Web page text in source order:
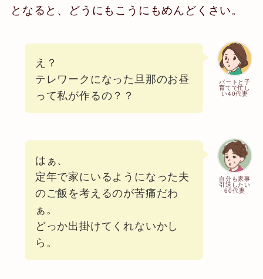
となると、どうにもこうにもめんどくさい。
パートと子
育てで忙し
い40代妻
え？
テレワークになった旦那のお昼
って私が作るの？？
自分も家事
引退したい
60代妻
はぁ、
定年で家にいるようになった夫
のご飯を考えるのが苦痛だわ
ぁ。
どっか出掛けてくれないかし
ら。